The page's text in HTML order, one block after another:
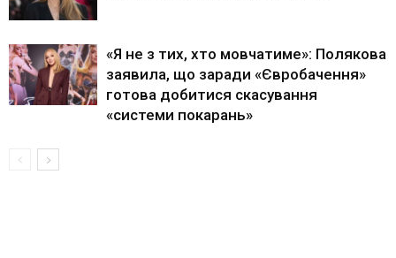
«Я не з тих, хто мовчатиме»: Полякова
заявила, що заради «Євробачення»
готова добитися скасування
«системи покарань»